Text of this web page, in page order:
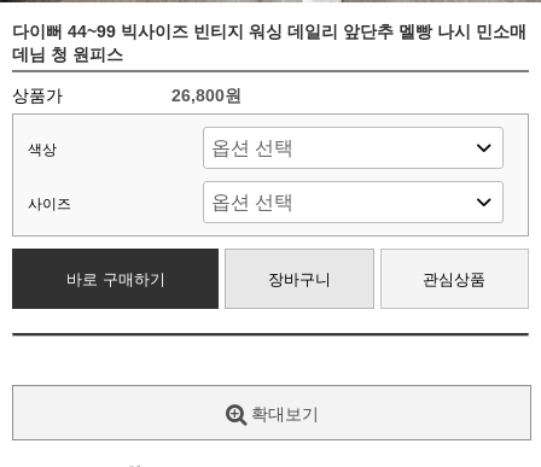
다이뻐 44~99 빅사이즈 빈티지 워싱 데일리 앞단추 멜빵 나시 민소매
데님 청 원피스
상품가 26,800원
색상
사이즈
바로 구매하기 장바구니 관심상품
확대보기